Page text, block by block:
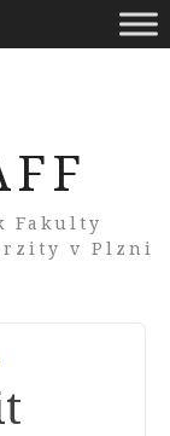
Fakulty
v Plzni